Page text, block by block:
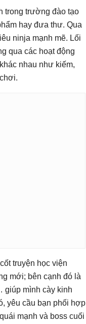
trong trường đào tạo
hay đưa thư. Qua
ninja mạnh mẽ. Lối
qua các hoạt động
nhau như kiếm,
truyện học viện
mới; bên cạnh đó là
giúp mình cày kinh
yêu cầu bạn phối hợp
mạnh và boss cuối